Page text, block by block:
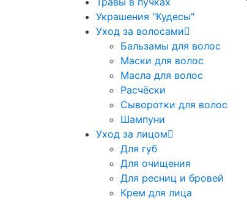
Украшения "Кудесы"
Уход за волосами
Бальзамы для волос
Маски для волос
Масла для волос
Расчёски
Сыворотки для волос
Шампуни
Уход за лицом
Для губ
Для очищения
Для ресниц и бровей
Крем для лица